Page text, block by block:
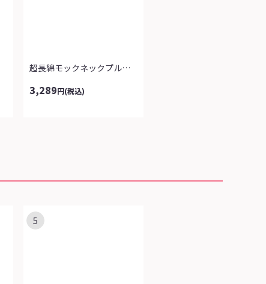
超長綿モックネックプルオーバー
3,289円(税込)
5